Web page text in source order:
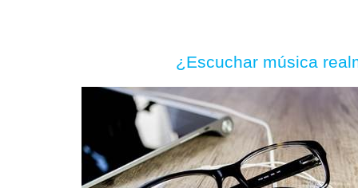
¿Escuchar música